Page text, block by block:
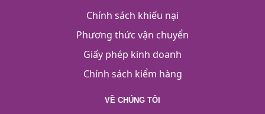
Chính sách khiếu nại
Phương thức vận chuyển
Giấy phép kinh doanh
Chính sách kiểm hàng
VỀ CHÚNG TÔI